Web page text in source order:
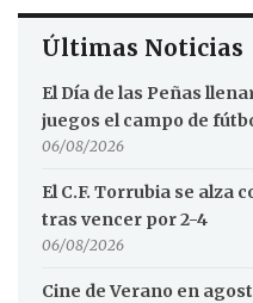
Últimas Noticias
El Día de las Peñas
juegos el campo de
06/08/2026
El C.F. Torrubia se alza
tras vencer por 2-4
06/08/2026
Cine de Verano en